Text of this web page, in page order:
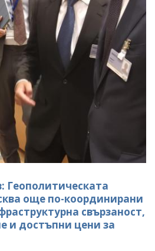
Геополитическата
още по-координирани
свързаност,
и достъпни цени за